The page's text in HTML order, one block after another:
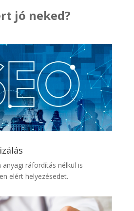
jó neked?
ráfordítás nélkül is
elért helyezésedet.